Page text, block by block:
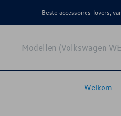
Beste accessoires-lovers,
Modellen (Volkswagen
Welkom